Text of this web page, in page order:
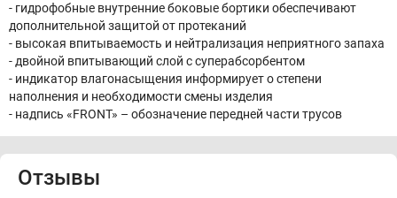
- гидрофобные внутренние боковые бортики обеспечивают
дополнительной защитой от протеканий
- высокая впитываемость и нейтрализация неприятного запаха
- двойной впитывающий слой с суперабсорбентом
- индикатор влагонасыщения информирует о степени
наполнения и необходимости смены изделия
- надпись «FRONT» – обозначение передней части трусов
Отзывы